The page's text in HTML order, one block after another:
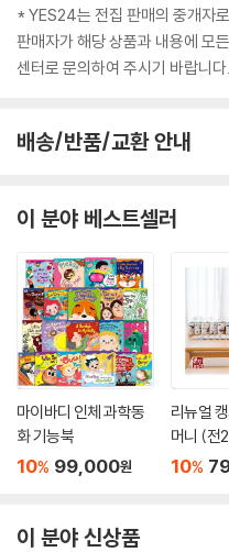
* YES24는 전집 판매의 중개자
판매자가 해당 상품과 내용에 모
센터로 문의하여 주시기 바랍니다.
배송/반품/교환 안내
이 분야 베스트셀러
마이바디 인체 과학동
화 기능북
10% 99,000원
리뉴얼
머니 (전
20권+기
10%
이 분야 신상품